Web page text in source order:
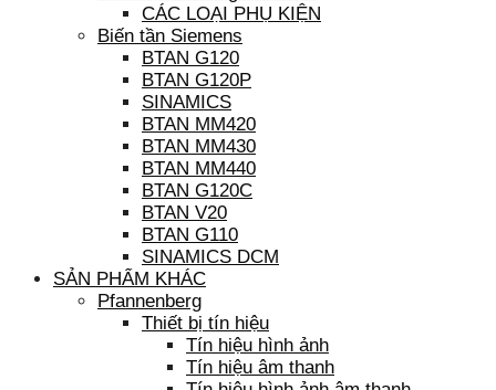
CÁC LOẠI PHỤ KIỆN
Biến tần Siemens
BTAN G120
BTAN G120P
SINAMICS
BTAN MM420
BTAN MM430
BTAN MM440
BTAN G120C
BTAN V20
BTAN G110
SINAMICS DCM
SẢN PHẨM KHÁC
Pfannenberg
Thiết bị tín hiệu
Tín hiệu hình ảnh
Tín hiệu âm thanh